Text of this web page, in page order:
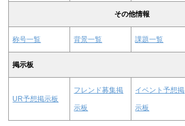
その他情報
称号一覧 背景一覧 課題一覧
掲示板
UR予想掲示板
フレンド募集掲
示板
イベント予想掲
示板